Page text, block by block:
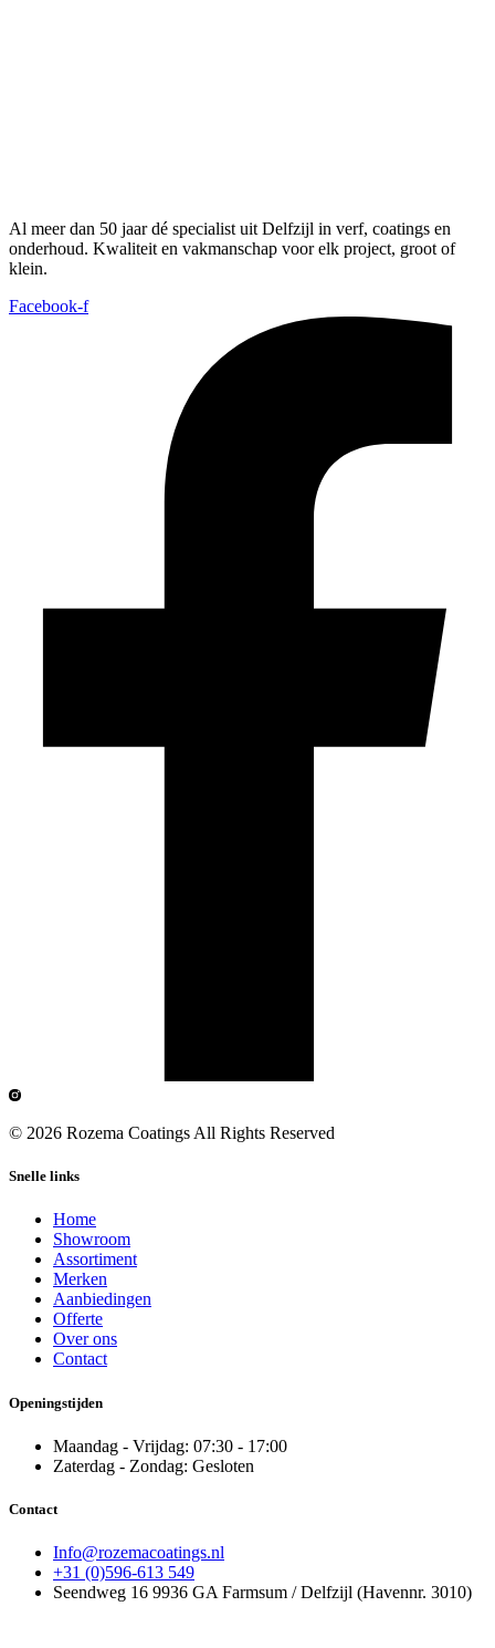
Al meer dan 50 jaar dé specialist uit Delfzijl in verf, coatings en
onderhoud. Kwaliteit en vakmanschap voor elk project, groot of
klein.
Facebook-f
© 2026 Rozema Coatings All Rights Reserved
Snelle links
Home
Showroom
Assortiment
Merken
Aanbiedingen
Offerte
Over ons
Contact
Openingstijden
Maandag - Vrijdag: 07:30 - 17:00
Zaterdag - Zondag: Gesloten
Contact
Info@rozemacoatings.nl
+31 (0)596-613 549
Seendweg 16 9936 GA Farmsum / Delfzijl (Havennr. 3010)